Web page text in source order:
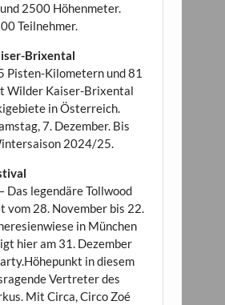
2500 Höhenmeter.
Teilnehmer.
Brixental
Pisten-Kilometern und 81
Wilder Kaiser-Brixental
in Österreich.
7. Dezember. Bis
2024/25.
– Das legendäre Tollwood
28. November bis 22.
in München
hier am 31. Dezember
in diesem
Vertreter des
Mit Circa, Circo Zoé